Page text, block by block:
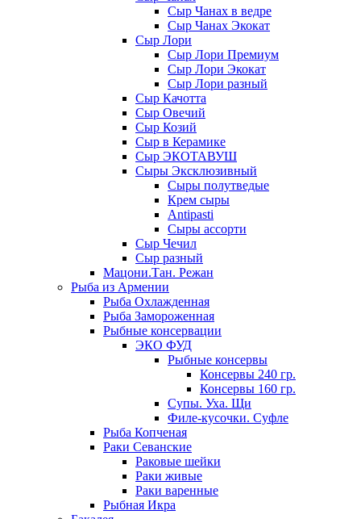
Сыр Чанах в ведре
Сыр Чанах Экокат
Сыр Лори
Сыр Лори Премиум
Сыр Лори Экокат
Сыр Лори разный
Сыр Качотта
Сыр Овечий
Сыр Козий
Сыр в Керамике
Сыр ЭКОТАВУШ
Сыры Эксклюзивный
Сыры полутведые
Крем сыры
Antipasti
Сыры ассорти
Сыр Чечил
Сыр разный
Мацони.Тан. Режан
Рыба из Армении
Рыба Охлажденная
Рыба Замороженная
Рыбные консервации
ЭКО ФУД
Рыбные консервы
Консервы 240 гр.
Консервы 160 гр.
Супы. Уха. Щи
Филе-кусочки. Суфле
Рыба Копченая
Раки Севанские
Раковые шейки
Раки живые
Раки варенные
Рыбная Икра